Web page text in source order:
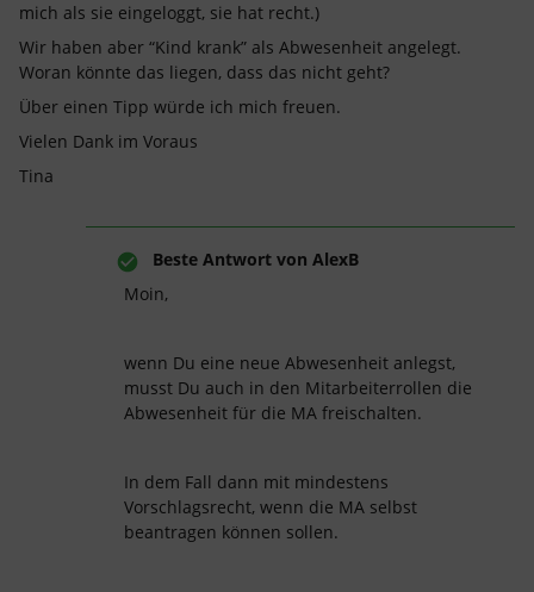
mich als sie eingeloggt, sie hat recht.)
Wir haben aber “Kind krank” als Abwesenheit angelegt.
Woran könnte das liegen, dass das nicht geht?
Über einen Tipp würde ich mich freuen.
Vielen Dank im Voraus
Tina
Beste Antwort von AlexB
Moin,
wenn Du eine neue Abwesenheit anlegst,
musst Du auch in den Mitarbeiterrollen die
Abwesenheit für die MA freischalten.
In dem Fall dann mit mindestens
Vorschlagsrecht, wenn die MA selbst
beantragen können sollen.